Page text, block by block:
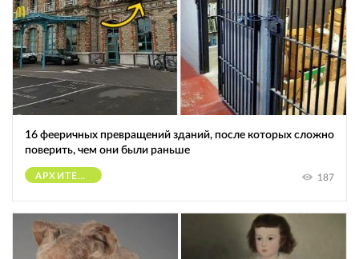
16 фееричных превращений зданий, после которых сложно
поверить, чем они были раньше
АРХИТЕКТУРА 187